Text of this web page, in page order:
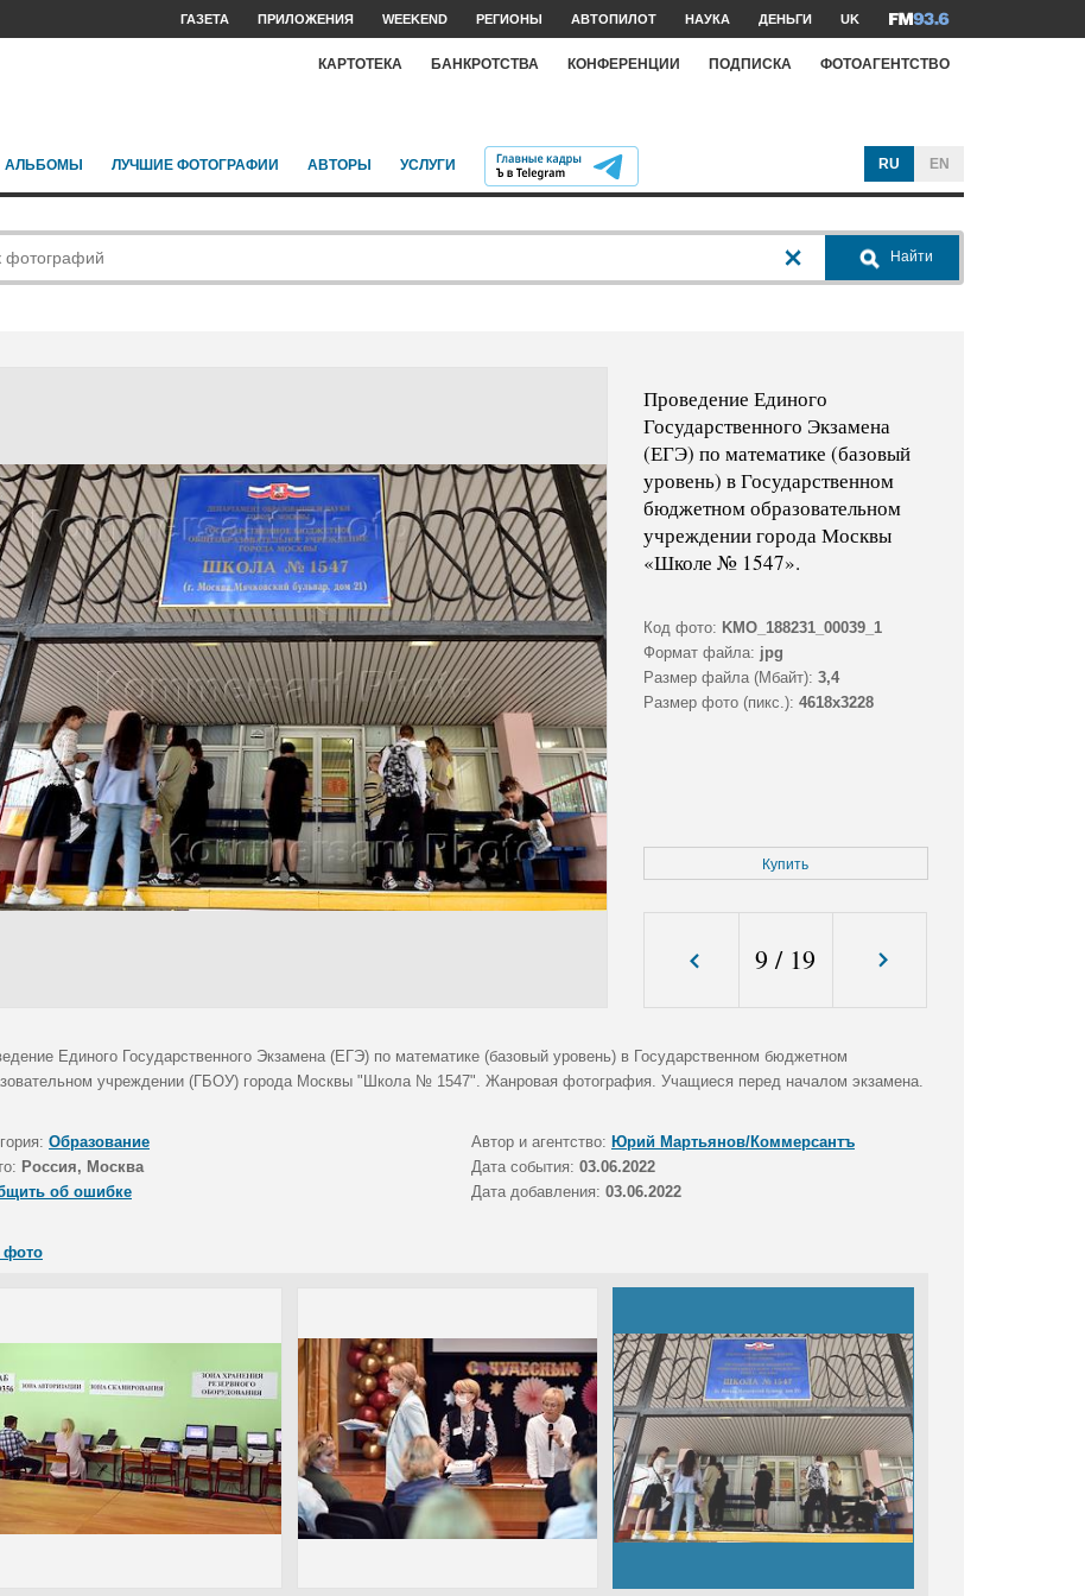
ГАЗЕТА ПРИЛОЖЕНИЯ WEEKEND РЕГИОНЫ АВТОПИЛОТ НАУКА ДЕНЬГИ UK
КАРТОТЕКА БАНКРОТСТВА КОНФЕРЕНЦИИ ПОДПИСКА ФОТОАГЕНТСТВО
АЛЬБОМЫ ЛУЧШИЕ ФОТОГРАФИИ АВТОРЫ УСЛУГИ RU EN
Найти
Проведение Единого
Государственного Экзамена
(ЕГЭ) по математике (базовый
уровень) в Государственном
бюджетном образовательном
учреждении города Москвы
«Школе № 1547».
Код фото: KMO_188231_00039_1
Формат файла: jpg
Размер файла (Мбайт): 3,4
Размер фото (пикс.): 4618x3228
Купить
9 / 19
Единого Государственного Экзамена (ЕГЭ) по математике (базовый уровень) в Государственном бюджетном
учреждении (ГБОУ) города Москвы "Школа № 1547". Жанровая фотография. Учащиеся перед началом экзамена.
Образование Автор и агентство: Юрий Мартьянов/Коммерсантъ
Россия, Москва Дата события: 03.06.2022
об ошибке
Дата добавления: 03.06.2022
фото